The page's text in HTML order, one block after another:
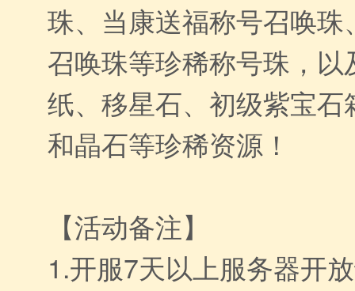
珠、当康送福称号召唤
召唤珠等珍稀称号珠，
纸、移星石、初级紫宝
和晶石等珍稀资源！
【活动备注】
1.开服7天以上服务器开